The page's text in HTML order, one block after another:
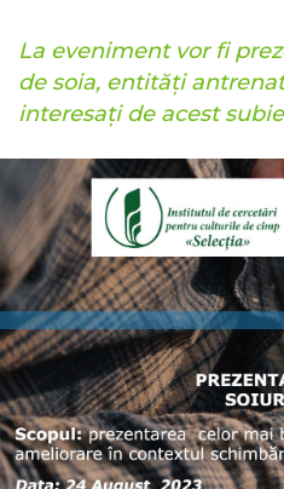
La eveniment vor fi
de soia, entități
interesați de acest